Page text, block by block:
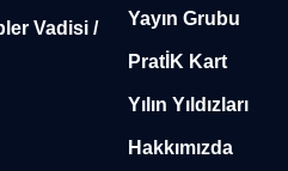
Vadisi /
Yayın Grubu
PratİK Kart
Yılın Yıldızları
Hakkımızda